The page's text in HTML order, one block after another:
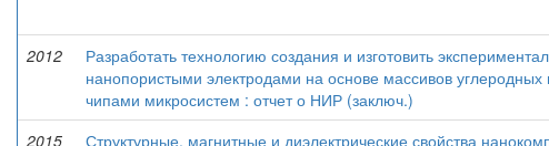
2012
Разработать технологию создания и изготовить
нанопористыми электродами на основе массивов
чипами микросистем : отчет о НИР (заключ.)
2015
Структурные, магнитные и диэлектрические свойства